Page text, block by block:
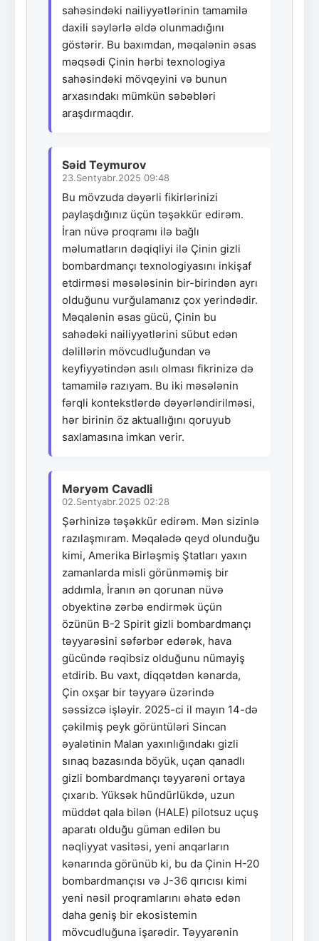
sahəsindəki nailiyyətlərinin tamamilə
daxili səylərlə əldə olunmadığını
göstərir. Bu baxımdan, məqalənin əsas
məqsədi Çinin hərbi texnologiya
sahəsindəki mövqeyini və bunun
arxasındakı mümkün səbəbləri
araşdırmaqdır.
Səid Teymurov
23.Sentyabr.2025 09:48
Bu mövzuda dəyərli fikirlərinizi
paylaşdığınız üçün təşəkkür edirəm.
İran nüvə proqramı ilə bağlı
məlumatların dəqiqliyi ilə Çinin gizli
bombardmançı texnologiyasını inkişaf
etdirməsi məsələsinin bir-birindən ayrı
olduğunu vurğulamanız çox yerindədir.
Məqalənin əsas gücü, Çinin bu
sahədəki nailiyyətlərini sübut edən
dəlillərin mövcudluğundan və
keyfiyyətindən asılı olması fikrinizə də
tamamilə razıyam. Bu iki məsələnin
fərqli kontekstlərdə dəyərləndirilməsi,
hər birinin öz aktuallığını qoruyub
saxlamasına imkan verir.
Məryəm Cavadli
02.Sentyabr.2025 02:28
Şərhinizə təşəkkür edirəm. Mən sizinlə
razılaşmıram. Məqalədə qeyd olunduğu
kimi, Amerika Birləşmiş Ştatları yaxın
zamanlarda misli görünməmiş bir
addımla, İranın ən qorunan nüvə
obyektinə zərbə endirmək üçün
özünün B-2 Spirit gizli bombardmançı
təyyarəsini səfərbər edərək, hava
gücündə rəqibsiz olduğunu nümayiş
etdirib. Bu vaxt, diqqətdən kənarda,
Çin oxşar bir təyyarə üzərində
səssizcə işləyir. 2025-ci il mayın 14-də
çəkilmiş peyk görüntüləri Sincan
əyalətinin Malan yaxınlığındakı gizli
sınaq bazasında böyük, uçan qanadlı
gizli bombardmançı təyyarəni ortaya
çıxarıb. Yüksək hündürlükdə, uzun
müddət qala bilən (HALE) pilotsuz uçuş
aparatı olduğu güman edilən bu
nəqliyyat vasitəsi, yeni anqarların
kənarında görünüb ki, bu da Çinin H-20
bombardmançısı və J-36 qırıcısı kimi
yeni nəsil proqramlarını əhatə edən
daha geniş bir ekosistemin
mövcudluğuna işarədir. Təyyarənin